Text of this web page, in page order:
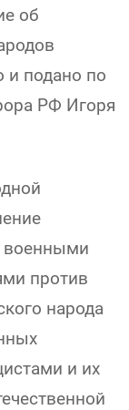
об
и подано по
РФ Игоря
военными
против
народа
и их